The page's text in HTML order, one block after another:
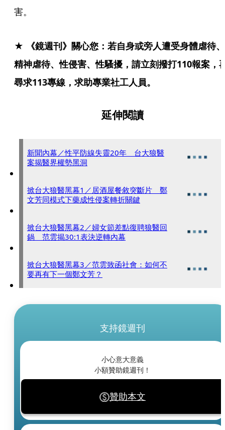
害。
★ 《鏡週刊》關心您：若自身或旁人遭受身體虐待、
精神虐待、性侵害、性騷擾，請立刻撥打110報案，
尋求113專線，求助專業社工人員。
延伸閱讀
新聞內幕／性平防線失靈20年 台大狼醫
案揭醫界權勢黑洞
掀台大狼醫黑幕1／居酒屋餐敘突斷片 鄭
文芳同模式下藥成性侵案轉折關鍵
掀台大狼醫黑幕2／婦女節差點復聘狼醫回
鍋 范雲揭30:1表決逆轉內幕
掀台大狼醫黑幕3／范雲致函社會：如何不
要再有下一個鄭文芳？
支持鏡週刊
小心意大意義
小額贊助鏡週刊！
贊助本文